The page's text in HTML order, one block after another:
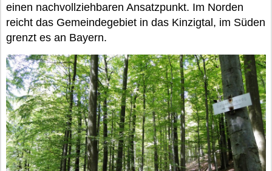
einen nachvollziehbaren Ansatzpunkt. Im Norden
reicht das Gemeindegebiet in das Kinzigtal, im Süden
grenzt es an Bayern.